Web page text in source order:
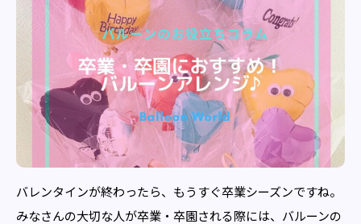
バレンタインが終わったら、もうすぐ卒業シーズンですね。
みなさんの大切な人が卒業・卒園される際には、バルーンの